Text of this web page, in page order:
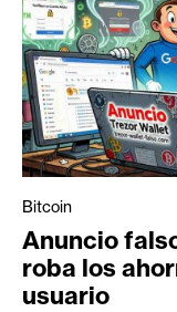
Bitcoin
Anuncio
roba los
usuario